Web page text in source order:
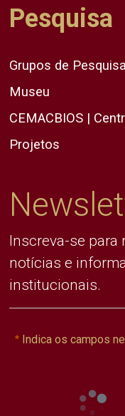
Pesquisa
Grupos de Pesquisa
Museu
CEMACBIOS |
Projetos
Inscreva-se para
notícias e
institucionais.
Indica os campos